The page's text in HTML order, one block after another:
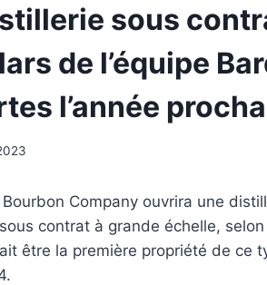
sous
de l’équipe
l’année
Bourbon Company ouvrira une
contrat à grande échelle, selon
être la première propriété de ce